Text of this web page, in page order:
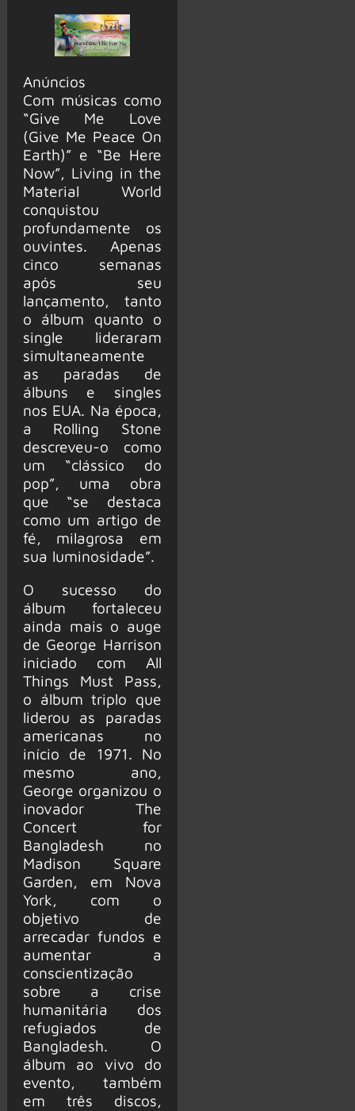
Anúncios
Com músicas como
“Give Me Love
(Give Me Peace On
Earth)” e “Be Here
Now”, Living in the
Material World
conquistou
profundamente os
ouvintes. Apenas
cinco semanas
após seu
lançamento, tanto
o álbum quanto o
single lideraram
simultaneamente
as paradas de
álbuns e singles
nos EUA. Na época,
a Rolling Stone
descreveu-o como
um “clássico do
pop”, uma obra
que “se destaca
como um artigo de
fé, milagrosa em
sua luminosidade”.
O sucesso do
álbum fortaleceu
ainda mais o auge
de George Harrison
iniciado com All
Things Must Pass,
o álbum triplo que
liderou as paradas
americanas no
início de 1971. No
mesmo ano,
George organizou o
inovador The
Concert for
Bangladesh no
Madison Square
Garden, em Nova
York, com o
objetivo de
arrecadar fundos e
aumentar a
conscientização
sobre a crise
humanitária dos
refugiados de
Bangladesh. O
álbum ao vivo do
evento, também
em três discos,